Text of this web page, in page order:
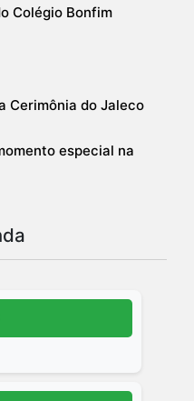
Colégio Bonfim
Cerimônia do Jaleco
especial na